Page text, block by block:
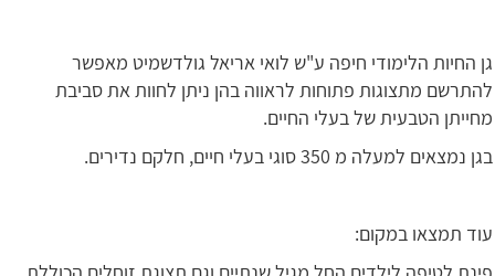
גן החיות הלימודי חיפה ע"ש לואי אריאל גולדשמיט מאפשר
להתרשם מתצוגות פתוחות לראווה בהן ניתן לחוות את סביבת
מחייתן הטבעית של בעלי החיים.
בגן נמצאים למעלה מ 350 סוגי בעלי חיים, חלקם נדירים.
עוד תמצאו במקום: